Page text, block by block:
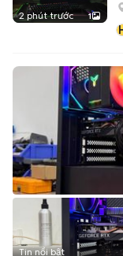
2 phút trước 1
Tin nổi bật